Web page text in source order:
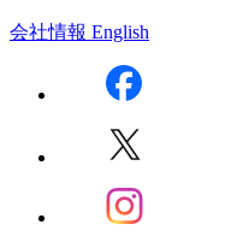
会社情報 English